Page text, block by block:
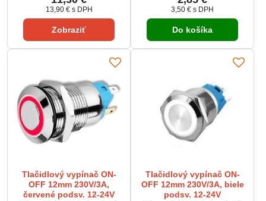
aj domáce aplikácie, kde je
potrebné spoľahlivé spínanie.
Balenie obsahuje kompletnú
povrchovú krabičku s tlačidlom.
13,90 € s DPH
Zobraziť
12-24 V. Vďaka robustnej
konštrukcii a elegantnému
dizajnu je ideálny na montáž do
panelov, priemyselných zariadení
či automobilovej elektroniky.
3,50 € s DPH
Do košíka
Tlačidlový vypínač ON-
OFF 12mm 230V/3A,
červené podsv. 12-24V
Tlačidlový vypínač ON-
OFF 12mm 230V/3A, biele
podsv. 12-24V